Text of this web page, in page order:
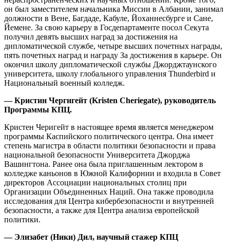
он был заместителем начальника Миссии в Албании, занимал
должности в Вене, Багдаде, Кабуле, Йоханнесбурге и Сане,
Йемене. За свою карьеру в Госдепартаменте посол Секута
получил девять высших наград за достижения на
дипломатической службе, четыре высших почетных награды,
пять почетных наград и награду За достижения в карьере. Он
окончил школу дипломатической службы Джорджтаунского
университета, школу глобального управления Thunderbird и
Национальный военный колледж.
— Кристин Чергигейт (Kristen Cheriegate), руководитель
Программы КПЦ.
Кристен Черигейт в настоящее время является менеджером
программы Каспийского политического центра. Она имеет
степень магистра в области политики безопасности и права
национальной безопасности Университета Джорджа
Вашингтона. Ранее она была приглашенным лектором в
колледже каньонов в Южной Калифорнии и входила в Совет
директоров Ассоциации национальных столиц при
Организации Объединенных Наций. Она также проводила
исследования для Центра кибербезопасности и внутренней
безопасности, а также для Центра анализа европейской
политики.
— Элизабет (Ники) Дил, научный стажер КПЦ